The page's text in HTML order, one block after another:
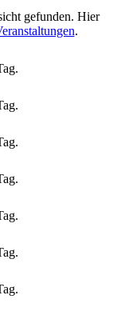
gefunden. Hier
.